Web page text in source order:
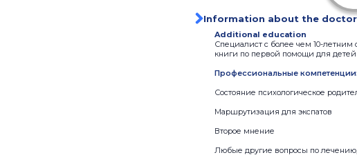
Information about the doctor
Additional education
Специалист с более чем 10-
книги по первой помощи для
Профессиональные компетенции:
Состояние психологическое
Маршрутизация для экспатов
Второе мнение
Любые другие вопросы по